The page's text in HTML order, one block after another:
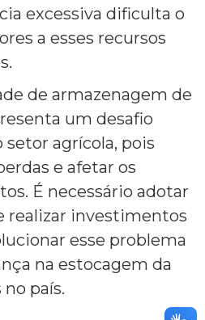
excessiva dificulta o
a esses recursos
de armazenagem de
um desafio
agrícola, pois
e afetar os
É necessário adotar
realizar investimentos
esse problema
na estocagem da
país.